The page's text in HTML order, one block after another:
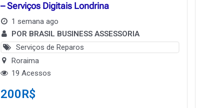
– Serviços Digitais Londrina
1 semana ago
POR BRASIL BUSINESS ASSESSORIA
Serviços de Reparos
Roraima
19 Acessos
200R$